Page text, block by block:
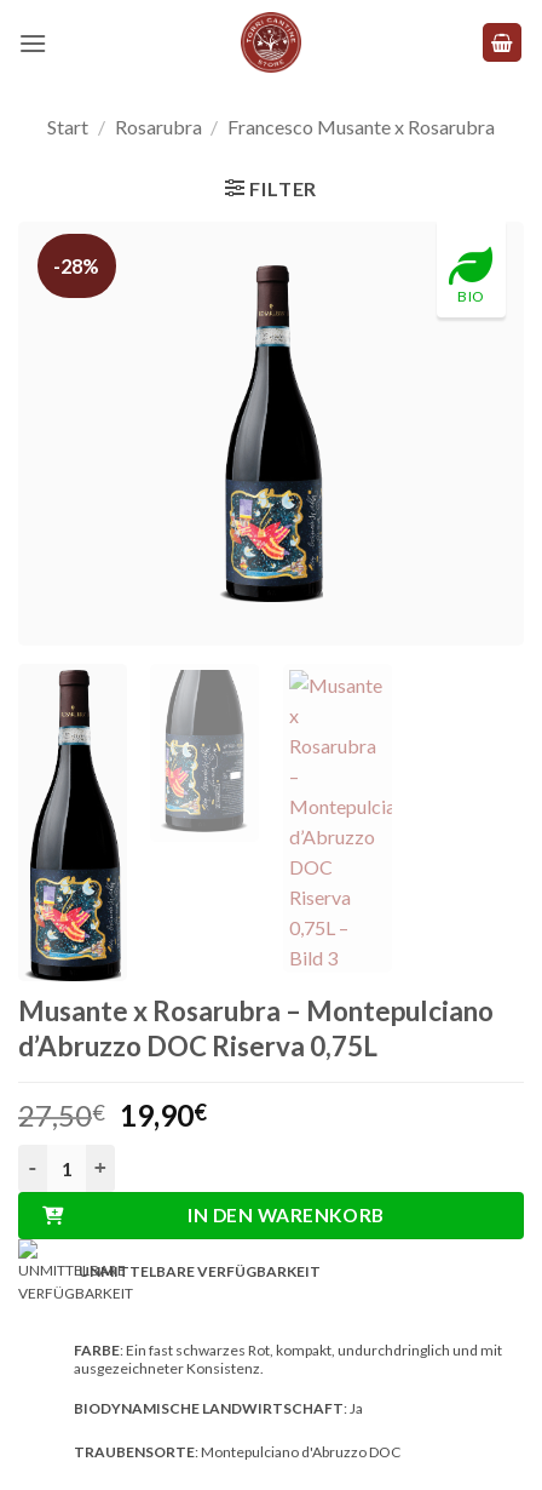
Inhalt
Start / Rosarubra / Francesco Musante x Rosarubra
FILTER
-28%
BIO
Musante x Rosarubra – Montepulciano
d’Abruzzo DOC Riserva 0,75L
27,50€
Ursprünglicher
Preis
27,50€
19,90€Aktueller
19,90€.
IN DEN WARENKORB
UNMITTELBARE VERFÜGBARKEIT
FARBE: Ein fast schwarzes Rot, kompakt, undurchdringlich und mit
ausgezeichneter Konsistenz.
BIODYNAMISCHE LANDWIRTSCHAFT: Ja
TRAUBENSORTE: Montepulciano d'Abruzzo DOC